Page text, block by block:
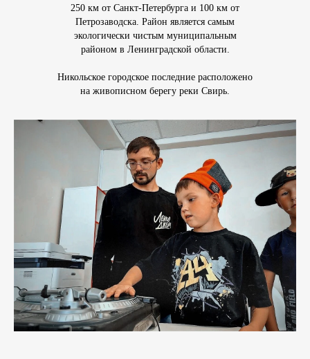
250 км от Санкт-Петербурга и 100 км от
Петрозаводска. Район является самым
экологически чистым муниципальным
районом в Ленинградской области.
Никольское городское последние расположено
на живописном берегу реки Свирь.